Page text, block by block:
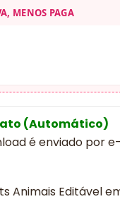
MENOS PAGA
(Automático)
é enviado por
Animais Editável